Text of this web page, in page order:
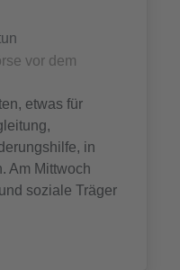
vor dem
etwas für
in
Am Mittwoch
soziale Träger